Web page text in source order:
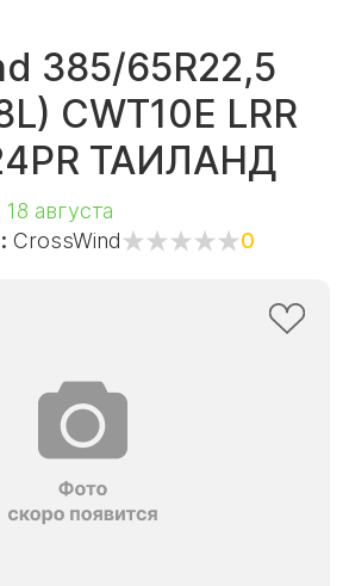
385/65R22,5
CWT10E LRR
ТАИЛАНД
августа
CrossWind 0